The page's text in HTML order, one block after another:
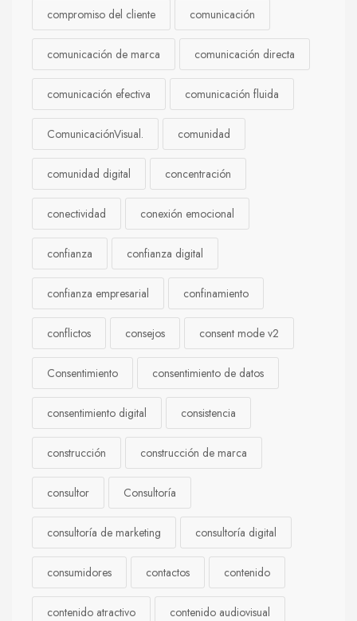
compromiso del cliente comunicación
comunicación de marca comunicación directa
comunicación efectiva comunicación fluida
ComunicaciónVisual. comunidad
comunidad digital concentración
conectividad conexión emocional
confianza confianza digital
confianza empresarial confinamiento
conflictos consejos consent mode v2
Consentimiento consentimiento de datos
consentimiento digital consistencia
construcción construcción de marca
consultor Consultoría
consultoría de marketing consultoría digital
consumidores contactos contenido
contenido atractivo contenido audiovisual